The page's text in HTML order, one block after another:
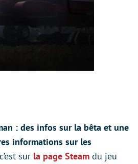
: des infos sur la bêta et une
informations sur les
sur la page Steam du jeu